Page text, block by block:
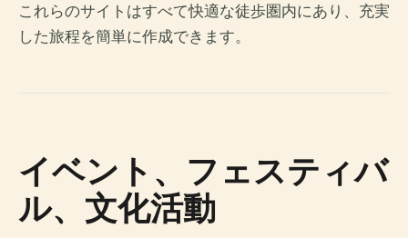
これらのサイトはすべて快適な徒歩圏内にあり、充実
した旅程を簡単に作成できます。
イベント、フェスティバ
ル、文化活動